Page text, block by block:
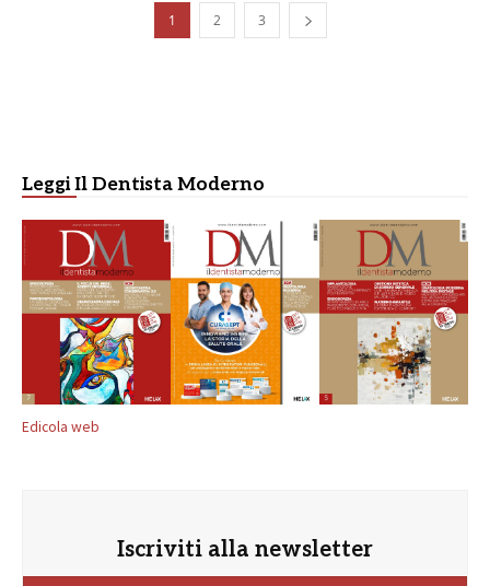
1 2 3
Leggi Il Dentista Moderno
Edicola web
Iscriviti alla newsletter